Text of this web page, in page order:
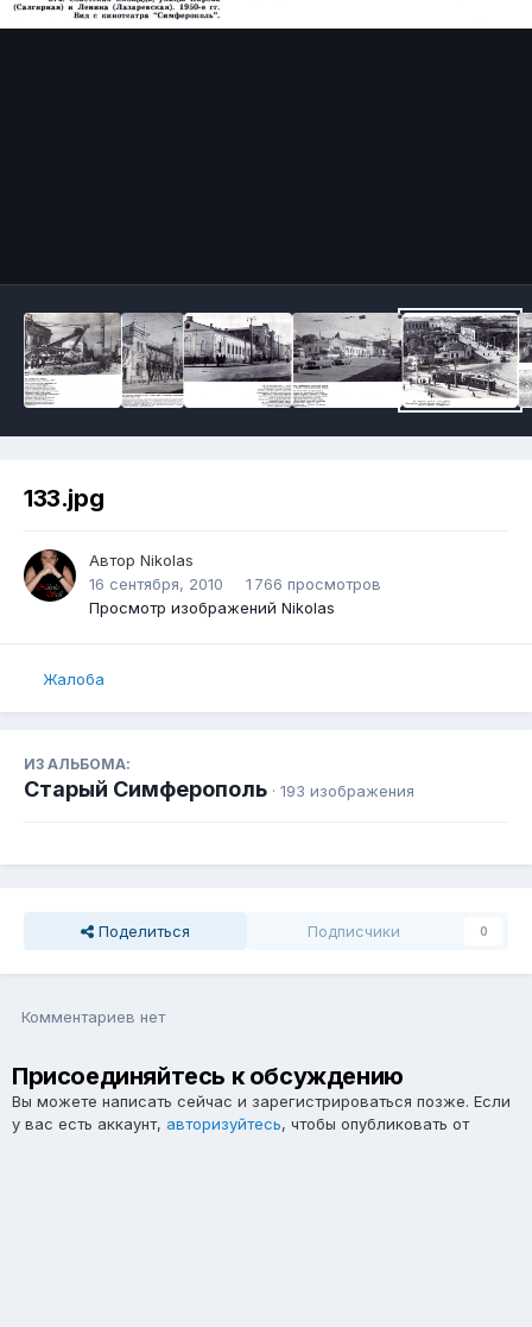
133.jpg
Автор Nikolas
16 сентября, 2010
1 766 просмотров
Просмотр изображений Nikolas
Жалоба
ИЗ АЛЬБОМА:
Старый Симферополь · 193 изображения
Поделиться Подписчики 0
Комментариев нет
Присоединяйтесь к обсуждению
Вы можете написать сейчас и зарегистрироваться позже. Если
у вас есть аккаунт, авторизуйтесь, чтобы опубликовать от